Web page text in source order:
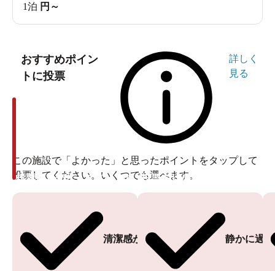
1泊 円～
おすすめポイン
トに投票
詳しく
見る
この施設で「よかった」と思ったポイントをタップして
投票してください。いくつでも選べます。
清潔感がある
投票ありがとうございます
静かに過
投票ありがとうございます